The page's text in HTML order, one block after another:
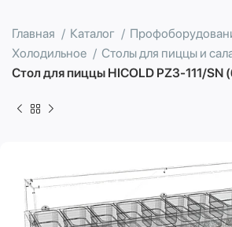
Главная Каталог
Холодильное
Столы для пиццы и
Стол для пиццы HICOLD PZ3-111/SN